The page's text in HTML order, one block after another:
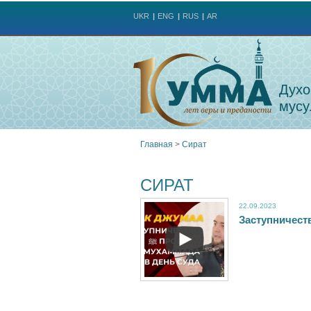
UKR ENG RUS AR
здесь
Главная > Сират
СИРАТ
З
а
с
22.09.2023